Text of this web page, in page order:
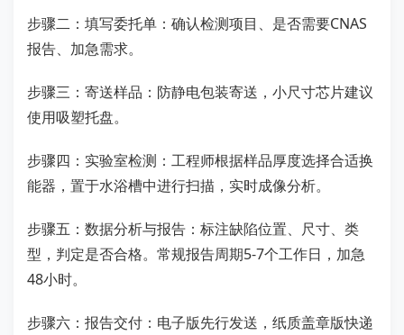
步骤二：填写委托单：确认检测项目、是否需要CNAS
报告、加急需求。
步骤三：寄送样品：防静电包装寄送，小尺寸芯片建议
使用吸塑托盘。
步骤四：实验室检测：工程师根据样品厚度选择合适换
能器，置于水浴槽中进行扫描，实时成像分析。
步骤五：数据分析与报告：标注缺陷位置、尺寸、类
型，判定是否合格。常规报告周期5-7个工作日，加急
48小时。
步骤六：报告交付：电子版先行发送，纸质盖章版快递